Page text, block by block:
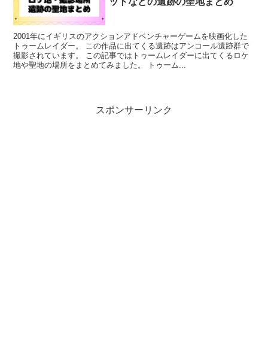
2001年にイギリスのアクションアドベンチャーゲームを映画化した
トゥームレイダー。 この作品に出てくる遺跡はアンコール遺跡群で
撮影されています。 この記事ではトゥームレイダーに出てくるロケ
地や聖地の場所をまとめてみました。 トゥーム...
スポンサーリンク